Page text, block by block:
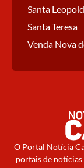
Santa
Santa Teresa
Venda Nova
O Portal Notícia
portais de notícias